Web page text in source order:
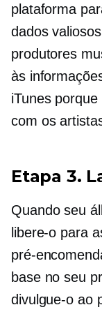
plataforma
dados
produtores
às
iTunes
com os
Etapa 3.
Quando seu
libere-o para
pré-
base no seu
divulgue-o ao